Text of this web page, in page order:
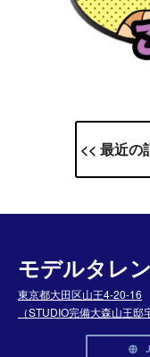
<< 最近の
モデルタレ
東京都大田区山王4-20-16
（STUDIO完備大森山王邸